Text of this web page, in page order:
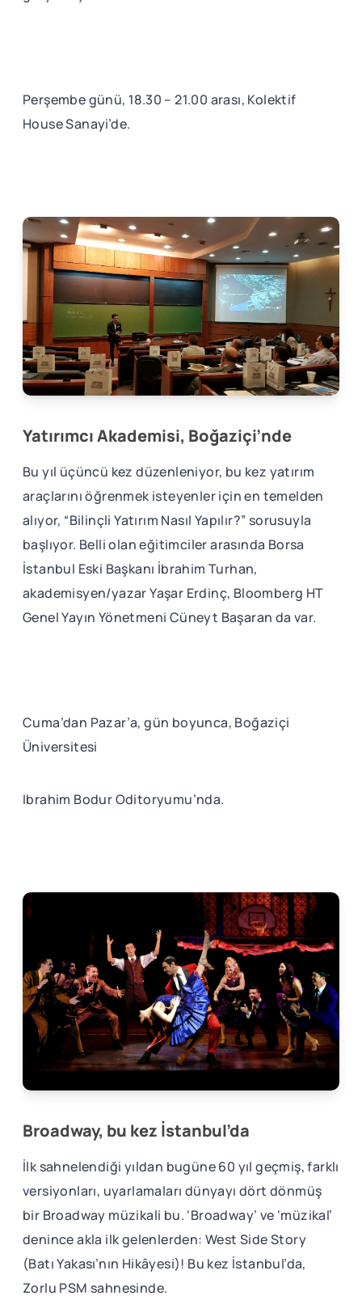
Perşembe günü, 18.30 – 21.00 arası, Kolektif
House Sanayi’de.
Yatırımcı Akademisi, Boğaziçi’nde
Bu yıl üçüncü kez düzenleniyor, bu kez yatırım
araçlarını öğrenmek isteyenler için en temelden
alıyor, “Bilinçli Yatırım Nasıl Yapılır?” sorusuyla
başlıyor. Belli olan eğitimciler arasında Borsa
İstanbul Eski Başkanı İbrahim Turhan,
akademisyen/yazar Yaşar Erdinç, Bloomberg HT
Genel Yayın Yönetmeni Cüneyt Başaran da var.
Cuma’dan Pazar’a, gün boyunca, Boğaziçi
Üniversitesi
Ibrahim Bodur Oditoryumu’nda.
Broadway, bu kez İstanbul’da
İlk sahnelendiği yıldan bugüne 60 yıl geçmiş, farklı
versiyonları, uyarlamaları dünyayı dört dönmüş
bir Broadway müzikali bu. ‘Broadway’ ve ‘müzikal’
denince akla ilk gelenlerden: West Side Story
(Batı Yakası’nın Hikâyesi)! Bu kez İstanbul’da,
Zorlu PSM sahnesinde.